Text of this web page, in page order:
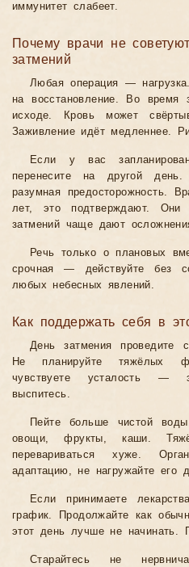
иммунитет слабеет.
Почему врачи не
затмений
Любая операция —
на восстановление. Во
исходе. Кровь может
Заживление идёт медленнее.
Если у вас
перенесите на другой
разумная предосторожность.
лет, это подтверждают.
затмений чаще дают
Речь только о плановых
срочная — действуйте без
любых небесных явлений.
Как поддержать себя в
День затмения проведите
Не планируйте тяжёлых
чувствуете усталость —
выспитесь.
Пейте больше чистой
овощи, фрукты, каши.
перевариваться хуже.
адаптацию, не нагружайте его
Если принимаете
график. Продолжайте как
этот день лучше не начинать.
Старайтесь не